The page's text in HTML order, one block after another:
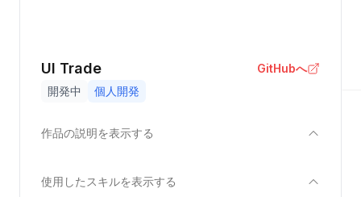
UI Trade
GitHubへ
開発中
個人開発
作品の説明を表示する
使用したスキルを表示する